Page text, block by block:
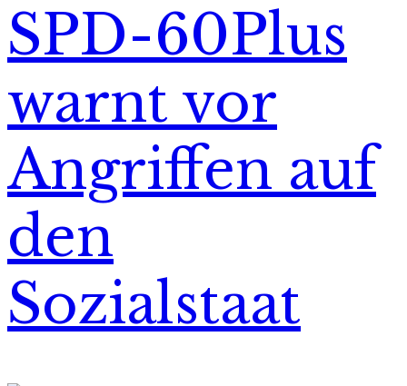
SPD-60Plus
warnt vor
Angriffen auf
den
Sozialstaat